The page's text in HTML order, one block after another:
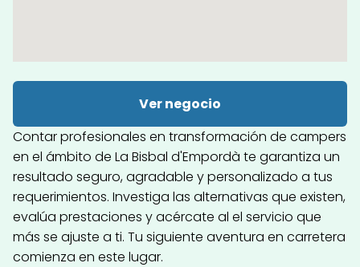
Ver negocio
Contar profesionales en transformación de campers
en el ámbito de La Bisbal d'Empordà te garantiza un
resultado seguro, agradable y personalizado a tus
requerimientos. Investiga las alternativas que existen,
evalúa prestaciones y acércate al el servicio que
más se ajuste a ti. Tu siguiente aventura en carretera
comienza en este lugar.